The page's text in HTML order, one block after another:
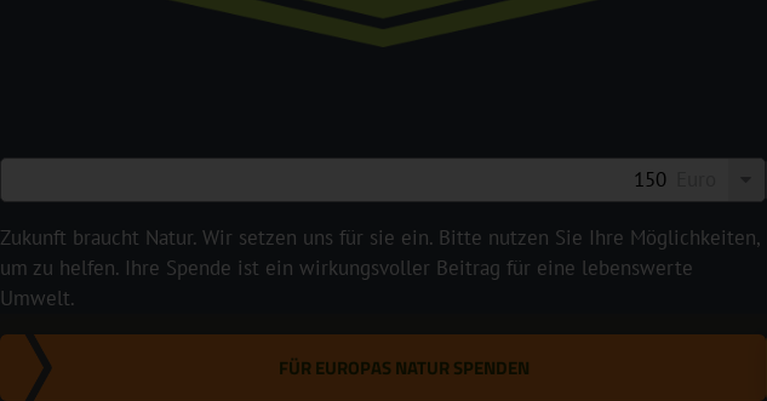
Zukunft braucht Natur. Wir setzen uns für sie ein. Bitte nutzen Sie Ihre Möglichkeiten,
um zu helfen. Ihre Spende ist ein wirkungsvoller Beitrag für eine lebenswerte
Umwelt.
FÜR EUROPAS NATUR SPENDEN